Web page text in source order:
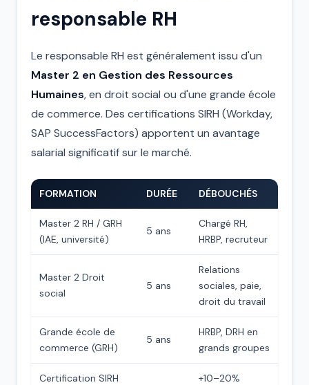
responsable RH
Le responsable RH est généralement issu d'un
Master 2 en Gestion des Ressources
Humaines, en droit social ou d'une grande école
de commerce. Des certifications SIRH (Workday,
SAP SuccessFactors) apportent un avantage
salarial significatif sur le marché.
FORMATION DURÉE DÉBOUCHÉS
Master 2 RH / GRH
(IAE, université)
5 ans
Chargé RH,
HRBP, recruteur
Master 2 Droit
social
5 ans
Relations
sociales, paie,
droit du travail
Grande école de
commerce (GRH)
5 ans
HRBP, DRH en
grands groupes
Certification SIRH
+10–20%